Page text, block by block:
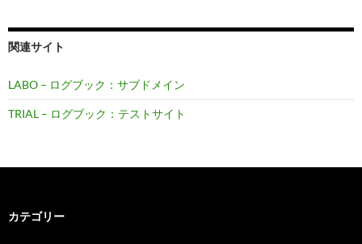
関連サイト
LABO – ログブック：サブドメイン
TRIAL – ログブック：テストサイト
カテゴリー